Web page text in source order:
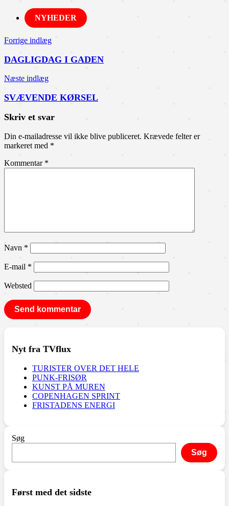
NYHEDER
Indlægsnavigation
Forrige indlæg
DAGLIGDAG I GADEN
Næste indlæg
SVÆVENDE KØRSEL
Skriv et svar
Din e-mailadresse vil ikke blive publiceret. Krævede felter er
markeret med *
Kommentar *
Navn *
E-mail *
Websted
Nyt fra TVflux
TURISTER OVER DET HELE
PUNK-FRISØR
KUNST PÅ MUREN
COPENHAGEN SPRINT
FRISTADENS ENERGI
Søg
Søg
Først med det sidste